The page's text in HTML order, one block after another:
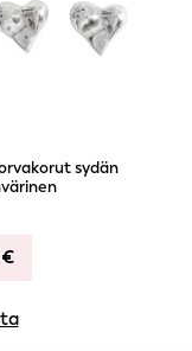
sydän
€